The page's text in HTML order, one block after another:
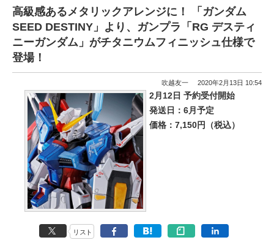
高級感あるメタリックアレンジに！ 「ガンダム
SEED DESTINY」より、ガンプラ「RG デスティ
ニーガンダム」がチタニウムフィニッシュ仕様で
登場！
吹越友一 2020年2月13日 10:54
2月12日 予約受付開始
発送日：6月予定
価格：7,150円（税込）
リスト